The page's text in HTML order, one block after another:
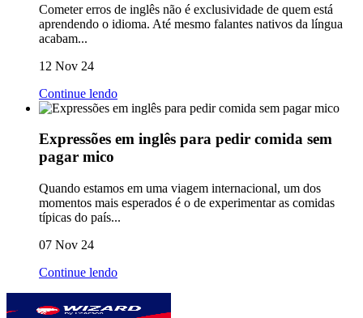
Cometer erros de inglês não é exclusividade de quem está
aprendendo o idioma. Até mesmo falantes nativos da língua
acabam...
12 Nov 24
Continue lendo
Expressões em inglês para pedir comida sem
pagar mico
Quando estamos em uma viagem internacional, um dos
momentos mais esperados é o de experimentar as comidas
típicas do país...
07 Nov 24
Continue lendo